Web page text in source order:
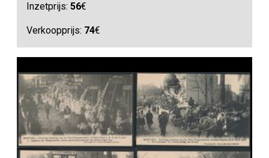
Inzetprijs:56€
Verkoopprijs: 74€